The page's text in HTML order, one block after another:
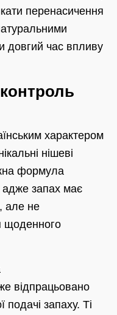
перенасичення
довгий час впливу
характером
нішеві
формула
адже запах має
але не
щоденного
відпрацьовано
подачі запаху. Ті